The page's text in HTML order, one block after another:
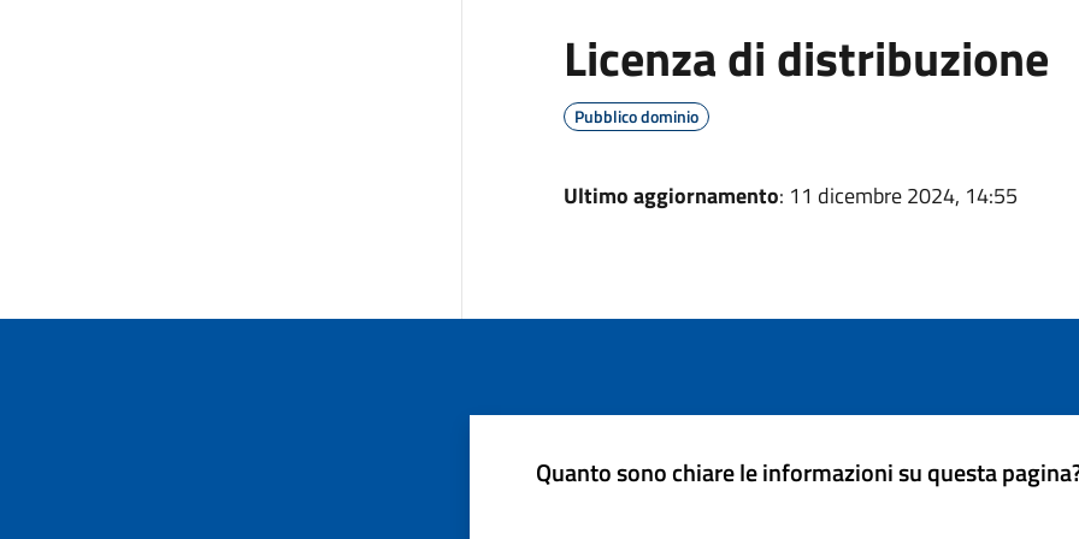
Licenza di distribuzione
Pubblico dominio
Ultimo aggiornamento: 11 dicembre 2024, 14:55
Quanto sono chiare le informazioni su questa